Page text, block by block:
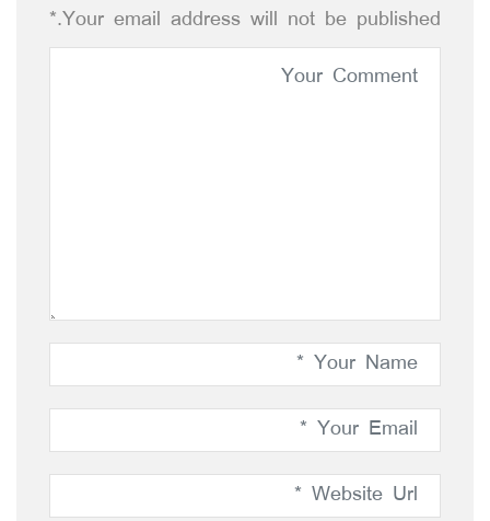
Your email address will not be published.*